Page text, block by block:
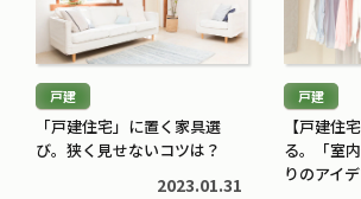
を
読
む
> 戸建
「戸建住宅」に置く家具選
び。狭く見せないコツは？
2023.01.31
読
む
> 戸建
【戸建住
る。「室
りのアイ